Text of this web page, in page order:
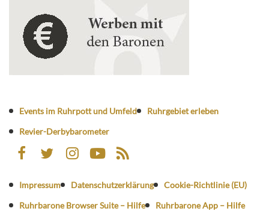
Events im Ruhrpott und Umfeld
Ruhrgebiet erleben
Revier-Derbybarometer
Impressum Datenschutzerklärung
Cookie-Richtlinie (EU)
Ruhrbarone Browser Suite – Hilfe
Ruhrbarone App – Hilfe